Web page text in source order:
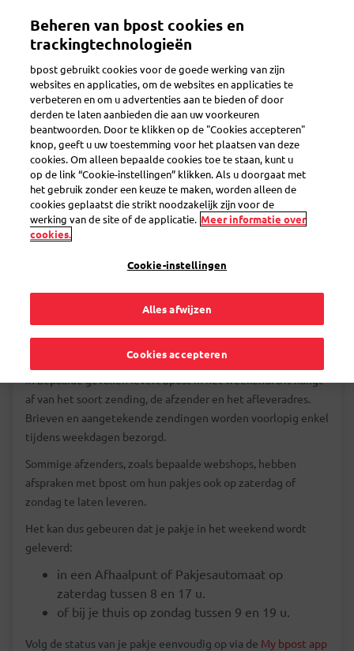
inhoud
Toggle navigation
Brieven en kaarten verzenden
Welke post of
zendingen levert
bpost op zaterdag en
zondag?
In bepaalde gevallen levert bpost in het weekend. Dit hangt
af van het soort zending, de afzender en het afleveradres.
Brieven en aangetekende zendingen worden voorlopig enkel
tijdens weekdagen bezorgd.
Sommige afzenders, zoals bepaalde webshops, hebben
afspraken met bpost om hun pakjes ook op zaterdag of
zondag te laten leveren.
Het kan dus gebeuren dat je pakje in het weekend wordt
geleverd:
in een Afhaalpunt of Pakjesautomaat op
zaterdag tussen 8 en 17 u.
of bij je thuis op zondag tussen 9 en 19 u.
Volg de status van je pakje eenvoudig op via de My bpost app
Beheren van bpost cookies en
trackingtechnologieën
bpost gebruikt cookies voor de goede werking van zijn
websites en applicaties, om de websites en applicaties te
verbeteren en om u advertenties aan te bieden of door
derden te laten aanbieden die aan uw voorkeuren
beantwoorden. Door te klikken op de "Cookies accepteren"
knop, geeft u uw toestemming voor het plaatsen van deze
cookies. Om alleen bepaalde cookies toe te staan, kunt u
op de link “Cookie-instellingen” klikken. Als u doorgaat met
het gebruik zonder een keuze te maken, worden alleen de
cookies geplaatst die strikt noodzakelijk zijn voor de
werking van de site of de applicatie. Meer informatie over
cookies.
Cookie-instellingen
Alles afwijzen
Cookies accepteren